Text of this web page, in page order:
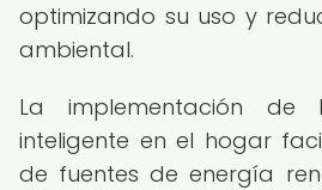
optimizando su uso y
ambiental.
La implementación
inteligente en el hogar
de fuentes de energía